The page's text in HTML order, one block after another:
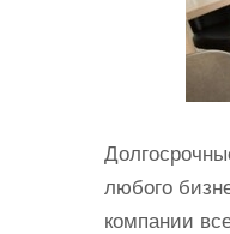
любого
компании